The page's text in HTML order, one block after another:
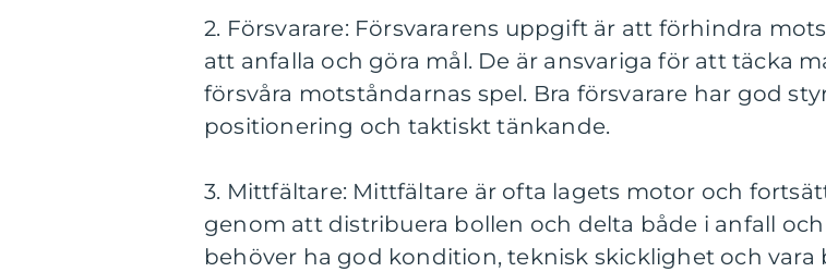
2. Försvarare: Försvararens uppgift är att förhindra
att anfalla och göra mål. De är ansvariga för att täcka
försvåra motståndarnas spel. Bra försvarare har god
positionering och taktiskt tänkande.
3. Mittfältare: Mittfältare är ofta lagets motor och
genom att distribuera bollen och delta både i anfall och
behöver ha god kondition, teknisk skicklighet och vara